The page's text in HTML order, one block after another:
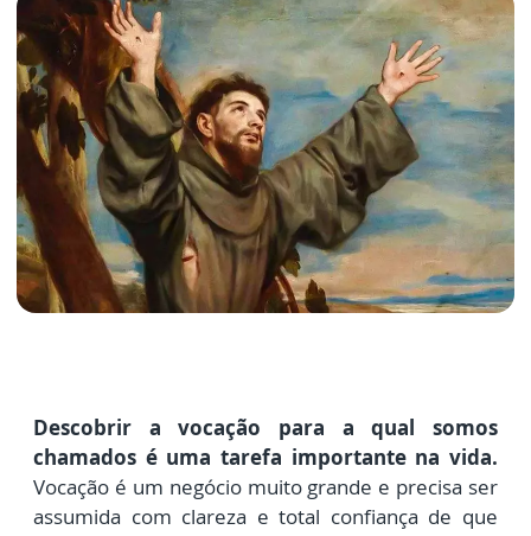
Descobrir a vocação para a qual somos
chamados é uma tarefa importante na vida.
Vocação é um negócio muito grande e precisa ser
assumida com clareza e total confiança de que